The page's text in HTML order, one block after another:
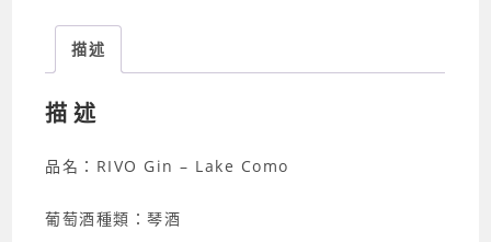
c
b
o
k
y
k
l
描述
描述
品名：RIVO Gin – Lake Como
葡萄酒種類：琴酒